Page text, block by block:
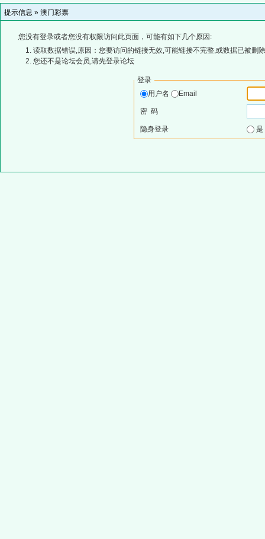
提示信息 » 澳门彩票
您没有登录或者您没有权限访问此页面，可能有如下几个原因:
读取数据错误,原因：您要访问的链接无效,可能链接不完整,或数据已被删
您还不是论坛会员,请先登录论坛
登录
用户名
Email
密 码
隐身登录